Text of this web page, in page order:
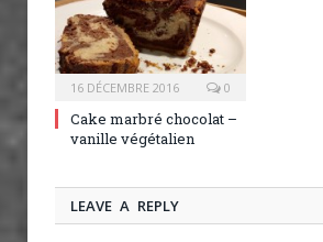
16 DÉCEMBRE 2016 0
Cake marbré chocolat –
vanille végétalien
LEAVE A REPLY